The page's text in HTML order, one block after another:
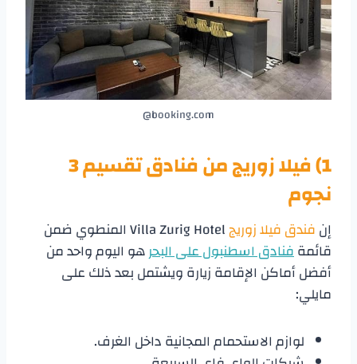
booking.com@
1) فيلا زوريج من
فنادق تقسيم 3
نجوم
إنفندق فيلا زوريج
Villa Zurig Hotel المنطوي ضمن
قائمةفنادق اسطنبول على البحرهو اليوم واحد من
أفضل أماكن الإقامة زيارة ويشتمل بعد ذلك على
مايلي:
لوازم الاستحمام المجانية داخل الغرف.